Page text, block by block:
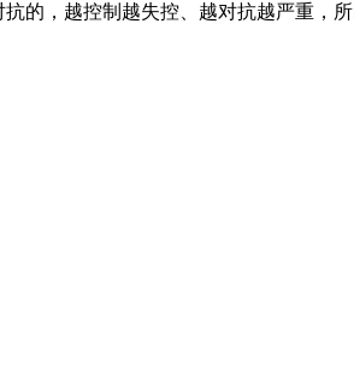
的，越控制越失控、越对抗越严重，